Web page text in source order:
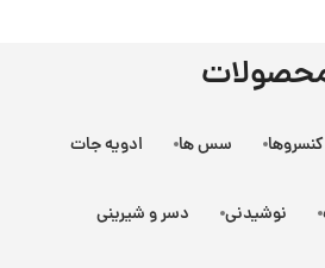
کنسروها سس ها ادویه جات
نوشیدنی دسر و شیرینی